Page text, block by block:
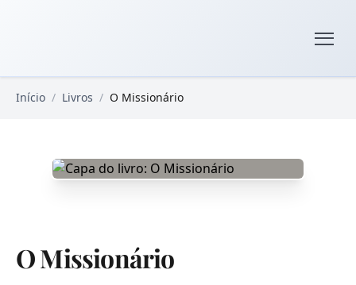
Início / Livros / O Missionário
O Missionário